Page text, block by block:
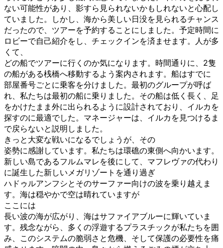
ない可能性があり、影すら見られないかもしれないと心配し
ていました。しかし、海から美しい日没を見られるチャンス
だったので、ツアーを予約することにしました。予定時間に
ロビーで自己紹介をし、チェックインを済ませます。人が多
くて、
どの船でツアーに行くのか気になります。時間通りに、2隻
の船がある桟橋へ移動するよう案内されます。船はすでに
部屋番号ごとに乗客を分けました。最初のグループが呼ば
れ、私たちは最初の船に乗りました。その船は低く長く、足
をかけたまま外に出られるように設計されており、イルカを
探すのに最適でした。マネージャーは、イルカを見つけるま
で戻らないと説明しました。
きっと大変な戦いになるでしょうが、その
姿勢に感謝しています。私たちは環礁の東側へ向かいます。
新しい島であるフルムマレを後にして、マフレヴァの代わり
に誕生した新しいメガリゾートを通り過ぎ
ハドゥルアンフシとそのサーファー向けの波を乗り越えま
す。海は穏やかで空は晴れていますが
ここには
長い波の海が広がり、海はサファイアブルーに輝いていま
す。残念ながら、多くの浮遊するプラスチックが私たちを囲
み、このシステムの脆弱さと危機、そして保護の必要性を痛